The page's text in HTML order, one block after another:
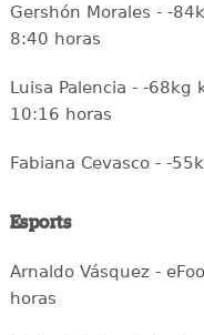
Gershón Morales - -
8:40 horas
Luisa Palencia - -
10:16 horas
Fabiana Cevasco - -
Esports
Arnaldo Vásquez -
horas